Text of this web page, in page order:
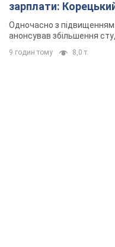
зарплати:
Одночасно з
анонсував збільшення
9 годин тому 8,0 т.